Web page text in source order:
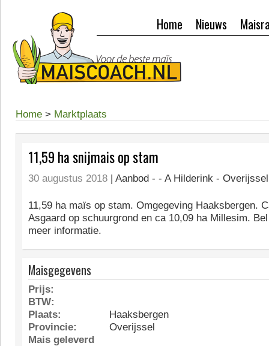
Nieuws
Home
Home > Marktplaats
11,59 ha snijmais op stam
30 augustus 2018 | Aanbod - - A Hilderink - Overijssel
11,59 ha maïs op stam. Omgegeving Haaksbergen.
Asgaard op schuurgrond en ca 10,09 ha Millesim.
meer informatie.
Maisgegevens
Prijs:
BTW:
Plaats:
Haaksbergen
Provincie:
Overijssel
Mais geleverd